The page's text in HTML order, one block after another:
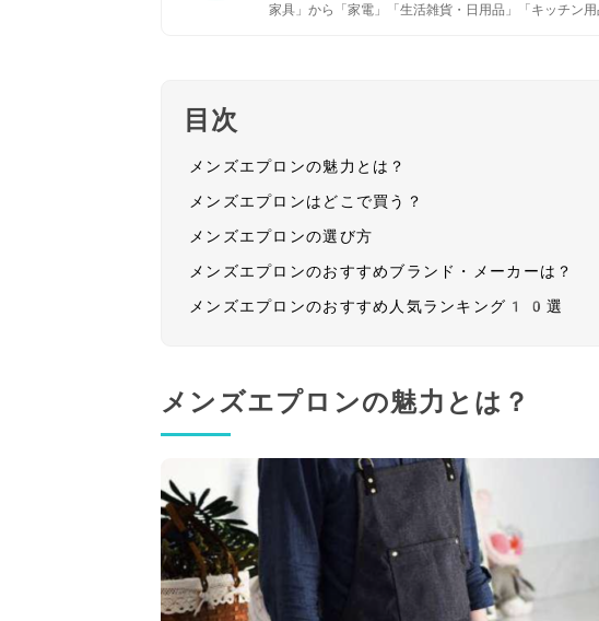
家具」から「家電」「生活雑貨・日用品」「キッチン
目次
メンズエプロンの魅力とは？
メンズエプロンはどこで買う？
メンズエプロンの選び方
メンズエプロンのおすすめブランド・メーカーは？
メンズエプロンのおすすめ人気ランキング10選
メンズエプロンの魅力とは？